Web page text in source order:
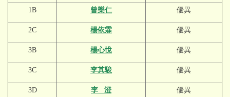
1B 曾樂仁 優異
2C 楊依霖 優異
3B 楊心悅 優異
3C 李其駿 優異
3D 李 澄 優異